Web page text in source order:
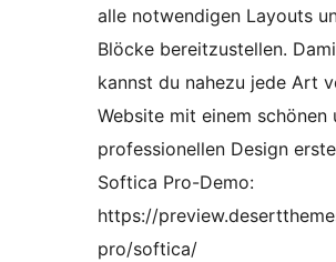
alle notwendigen Layouts
Blöcke bereitzustellen.
kannst du nahezu jede Art
Website mit einem schönen
professionellen Design
Softica Pro-Demo:
https://
pro/softica/